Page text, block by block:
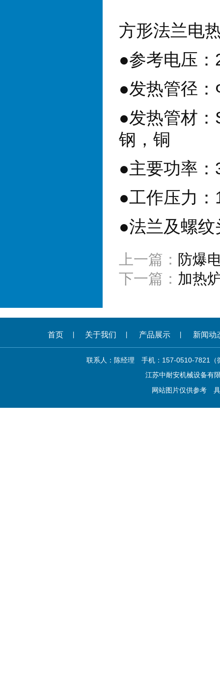
方形法兰电
●参考电压：
●发热管径：
●发热管材：
钢，铜
●主要功率：
●工作压力：
●法兰及螺
上一篇： 防爆
下一篇： 加热
首页 关于我们 产品展示 新闻动
联系人：陈经理 手机：157-0510-7821
江苏中耐安机械设备
网站图片仅供参考